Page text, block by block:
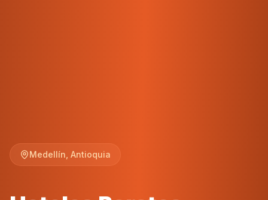
Medellín, Antioquia